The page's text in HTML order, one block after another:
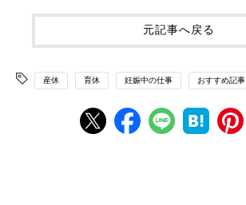
元記事へ戻る
産休 育休 妊娠中の仕事 おすすめ記事